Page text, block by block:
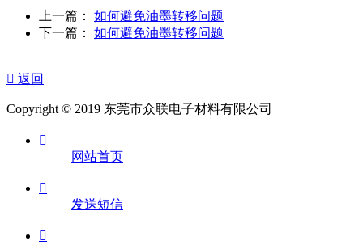
上一篇： 如何避免油墨转移问题
下一篇： 如何避免油墨转移问题
 返回
Copyright © 2019 东莞市众联电子材料有限公司

网站首页

发送短信
